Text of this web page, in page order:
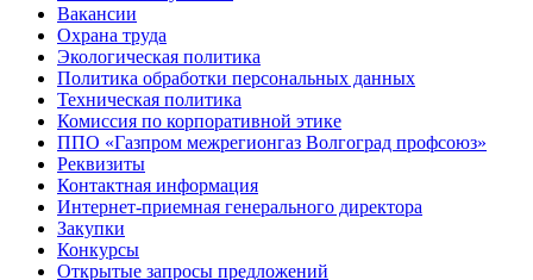
Вакансии
Охрана труда
Экологическая политика
Политика обработки персональных данных
Техническая политика
Комиссия по корпоративной этике
ППО «Газпром межрегионгаз Волгоград профсоюз»
Реквизиты
Контактная информация
Интернет-приемная генерального директора
Закупки
Конкурсы
Открытые запросы предложений